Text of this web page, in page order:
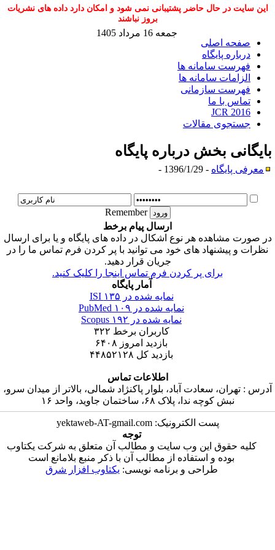
این سایت در حال حاضر پشتیبانی نمی شود و امکان دارد داده های نشریات
بروز نباشند
صفحه اصلی
درباره پایگاه
فهرست سامانه ها
الزامات سامانه ها
فهرست سازمانی
تماس با ما
JCR 2016
جستجوی مقالات
جمعه 16 مرداد 1405
بخشدرباره پایگاه
معرفی پایگاه- 1396/1/29 -
Remember
ارسال پیام برخط
صورت مشاهده هر نوع اشکال در داده های پایگاه و یا برای ارسال
نظرات و پیشنهاد های خود می توانید با پر کردن فرم تماس ما را در
جریان قرار دهید.
برای پر کردن فرم تماس اینجا را کلیک کنید.
آمار پایگاه
نمایه شده در ISI۱۳۵
نمایه شده در PubMed۱۰۹
نمایه شده در Scopus۱۹۲
کاربران برخط۳۲۲
بازدید امروز۶۴۰۸
بازدید کل ۴۴۸۵۲۱۲۸
اطلاعات تماس
: تهران، سعادت آباد، بلوار پاکنژاد شمالی، بالاتر از میدان سرو،
نبش کوچه ندا، پلاک ۶۸، ساختمان جاوید، واحد ۱۶
پست الکترونیک: yektaweb-AT-gmail.com
توجه
کلیه حقوق این وب سایت و مطالب آن متعلق به شرکت یکتاوب
بوده و استفاده از مطالب آن با ذکر منبع بلامانع است
طراحی و برنامه نویسی:یکتاوب افزار شرق